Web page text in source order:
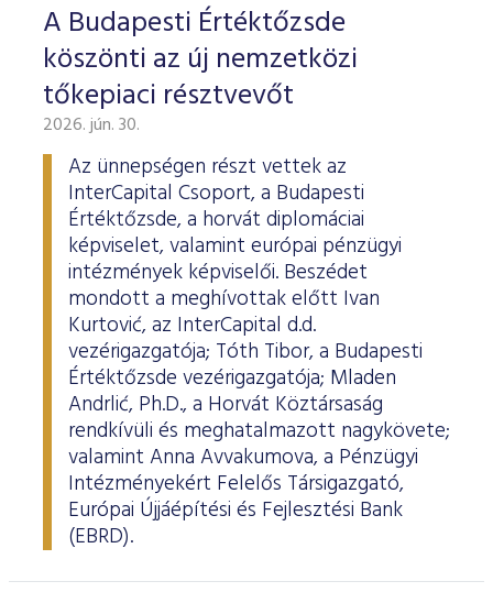
A Budapesti Értéktőzsde
köszönti az új nemzetközi
tőkepiaci résztvevőt
2026. jún. 30.
Az ünnepségen részt vettek az
InterCapital Csoport, a Budapesti
Értéktőzsde, a horvát diplomáciai
képviselet, valamint európai pénzügyi
intézmények képviselői. Beszédet
mondott a meghívottak előtt Ivan
Kurtović, az InterCapital d.d.
vezérigazgatója; Tóth Tibor, a Budapesti
Értéktőzsde vezérigazgatója; Mladen
Andrlić, Ph.D., a Horvát Köztársaság
rendkívüli és meghatalmazott nagykövete;
valamint Anna Avvakumova, a Pénzügyi
Intézményekért Felelős Társigazgató,
Európai Újjáépítési és Fejlesztési Bank
(EBRD).